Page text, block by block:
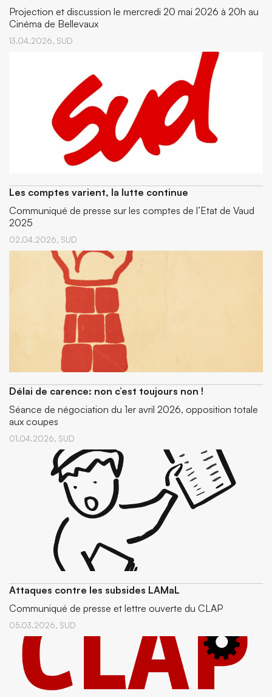
Projection et discussion le mercredi 20 mai 2026 à 20h au
Cinéma de Bellevaux
13.04.2026, SUD
Les comptes varient, la lutte continue
Communiqué de presse sur les comptes de l’Etat de Vaud
2025
02.04.2026, SUD
Délai de carence: non c’est toujours non !
Séance de négociation du 1er avril 2026, opposition totale
aux coupes
01.04.2026, SUD
Attaques contre les subsides LAMaL
Communiqué de presse et lettre ouverte du CLAP
05.03.2026, SUD